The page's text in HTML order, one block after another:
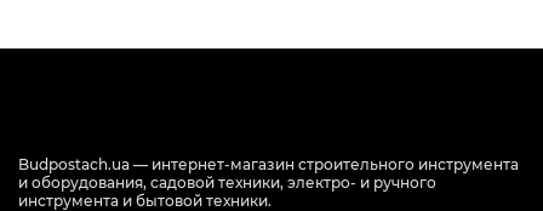
Budpostach.ua — интернет-магазин строительного инструмента
и оборудования, садовой техники, электро- и ручного
инструмента и бытовой техники.